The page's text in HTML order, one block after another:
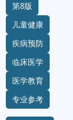
第8版
儿童健康
疾病预防
临床医学
医学教育
专业参考